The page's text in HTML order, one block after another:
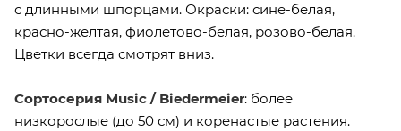
с длинными шпорцами. Окраски: сине-белая,
красно-желтая, фиолетово-белая, розово-белая.
Цветки всегда смотрят вниз.
Сортосерия Music / Biedermeier: более
низкорослые (до 50 см) и коренастые растения.